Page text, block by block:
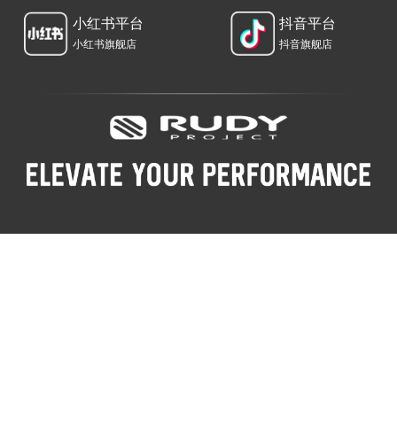
小红书平台
小红书旗舰店
抖音平台
抖音旗舰店